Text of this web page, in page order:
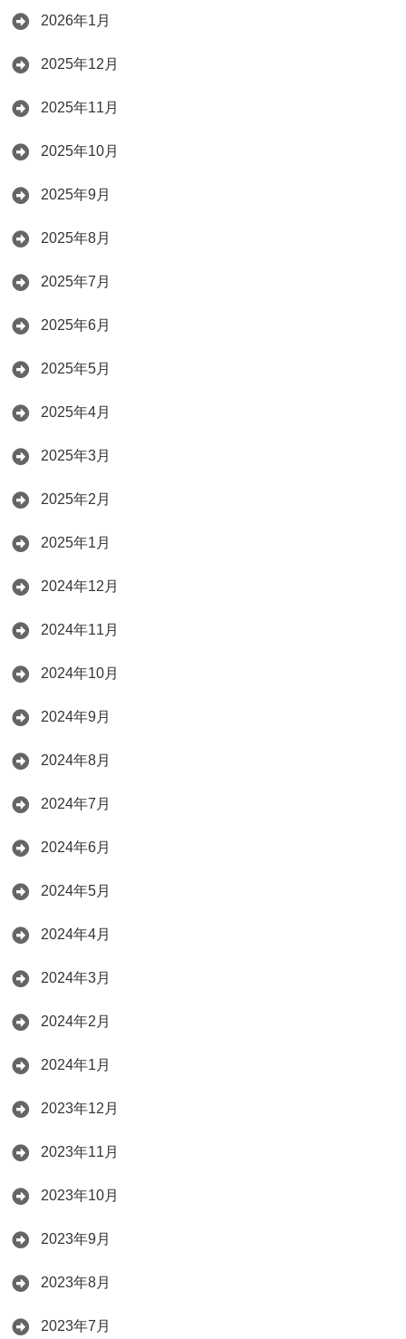
2026年1月
2025年12月
2025年11月
2025年10月
2025年9月
2025年8月
2025年7月
2025年6月
2025年5月
2025年4月
2025年3月
2025年2月
2025年1月
2024年12月
2024年11月
2024年10月
2024年9月
2024年8月
2024年7月
2024年6月
2024年5月
2024年4月
2024年3月
2024年2月
2024年1月
2023年12月
2023年11月
2023年10月
2023年9月
2023年8月
2023年7月